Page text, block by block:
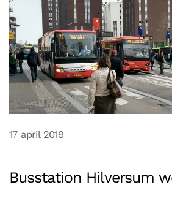
17 april 2019
Busstation Hilversum